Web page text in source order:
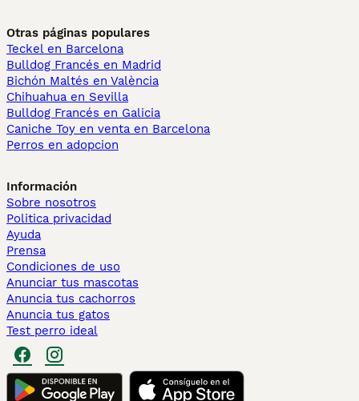
Otras páginas populares
Teckel en Barcelona
Bulldog Francés en Madrid
Bichón Maltés en València
Chihuahua en Sevilla
Bulldog Francés en Galicia
Caniche Toy en venta en Barcelona
Perros en adopcion
Información
Sobre nosotros
Politica privacidad
Ayuda
Prensa
Condiciones de uso
Anunciar tus mascotas
Anuncia tus cachorros
Anuncia tus gatos
Test perro ideal